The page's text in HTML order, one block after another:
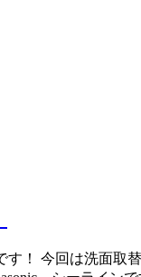
！ 今回は洗面取